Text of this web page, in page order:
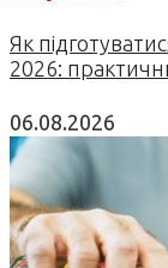
Як
2026:
06.08.2026